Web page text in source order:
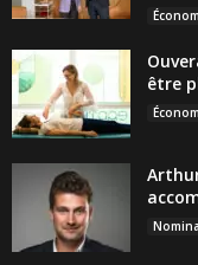
être